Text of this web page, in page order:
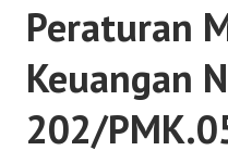
Peraturan
Keuangan
202/